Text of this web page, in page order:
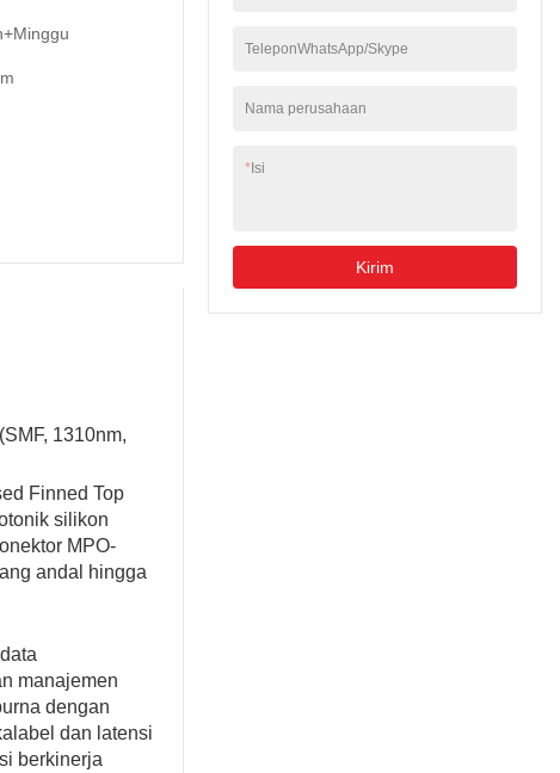
1310nm,
Finned Top
silikon
MPO-
andal hingga
manajemen
dengan
dan latensi
berkinerja
TeleponWhatsApp/Skype
Nama perusahaan
*Isi
Kirim